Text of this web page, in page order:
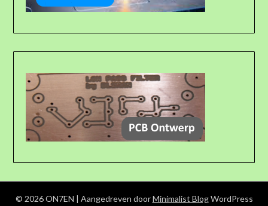
© 2026 ON7EN | Aangedreven doorMinimalist BlogWordPress